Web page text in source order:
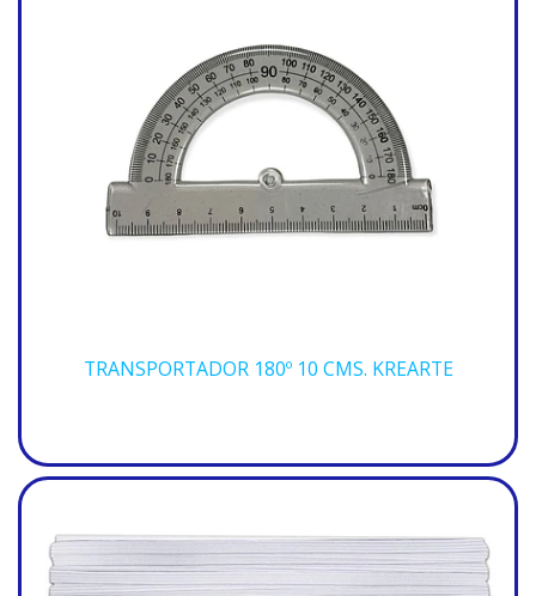
TRANSPORTADOR 180º 10 CMS. KREARTE